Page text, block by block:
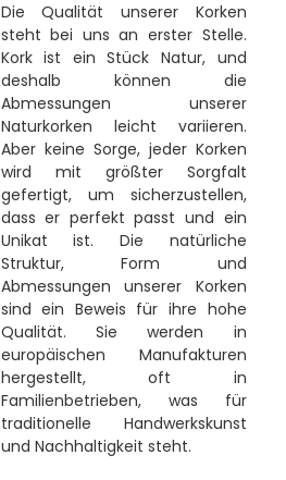
Die Qualität unserer Korken
steht bei uns an erster Stelle.
Kork ist ein Stück Natur, und
deshalb können die
Abmessungen unserer
Naturkorken leicht variieren.
Aber keine Sorge, jeder Korken
wird mit größter Sorgfalt
gefertigt, um sicherzustellen,
dass er perfekt passt und ein
Unikat ist. Die natürliche
Struktur, Form und
Abmessungen unserer Korken
sind ein Beweis für ihre hohe
Qualität. Sie werden in
europäischen Manufakturen
hergestellt, oft in
Familienbetrieben, was für
traditionelle Handwerkskunst
und Nachhaltigkeit steht.